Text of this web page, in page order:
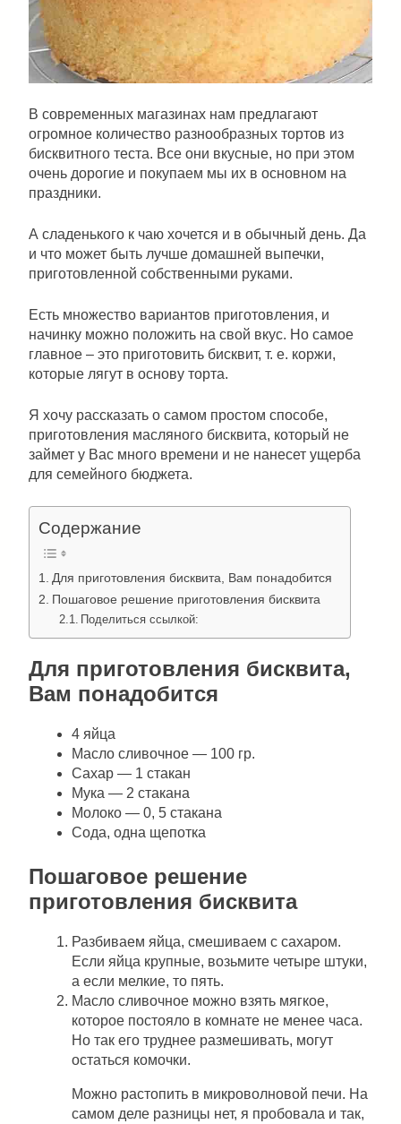
В современных магазинах нам предлагают
огромное количество разнообразных тортов из
бисквитного теста. Все они вкусные, но при этом
очень дорогие и покупаем мы их в основном на
праздники.
А сладенького к чаю хочется и в обычный день. Да
и что может быть лучше домашней выпечки,
приготовленной собственными руками.
Есть множество вариантов приготовления, и
начинку можно положить на свой вкус. Но самое
главное – это приготовить бисквит, т. е. коржи,
которые лягут в основу торта.
Я хочу рассказать о самом простом способе,
приготовления масляного бисквита, который не
займет у Вас много времени и не нанесет ущерба
для семейного бюджета.
Содержание
Для приготовления бисквита, Вам понадобится
Пошаговое решение приготовления бисквита
Поделиться ссылкой:
Для приготовления бисквита,
Вам понадобится
4 яйца
Масло сливочное — 100 гр.
Сахар — 1 стакан
Мука — 2 стакана
Молоко — 0, 5 стакана
Сода, одна щепотка
Пошаговое решение
приготовления бисквита
Разбиваем яйца, смешиваем с сахаром.
Если яйца крупные, возьмите четыре штуки,
а если мелкие, то пять.
Масло сливочное можно взять мягкое,
которое постояло в комнате не менее часа.
Но так его труднее размешивать, могут
остаться комочки.
Можно растопить в микроволновой печи. На
самом деле разницы нет, я пробовала и так,